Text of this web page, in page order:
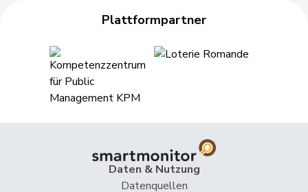
Plattformpartner
Daten & Nutzung
Datenquellen